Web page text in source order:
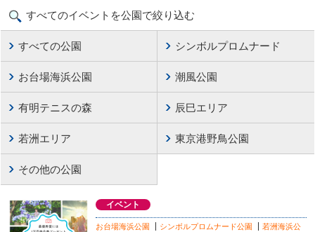
すべてのイベントを公園で絞り込む
すべての公園 シンボルプロムナード
お台場海浜公園 潮風公園
有明テニスの森 辰巳エリア
若洲エリア 東京港野鳥公園
その他の公園
イベント
お台場海浜公園 シンボルプロムナード公園
若洲海浜公